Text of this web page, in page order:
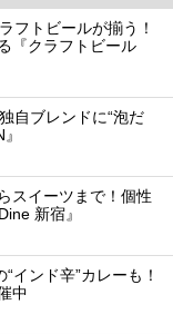
フトビールが揃う！
『クラフトビール
自ブレンドに“泡だ
スイーツまで！個性
新宿』
インド辛”カレーも！
中